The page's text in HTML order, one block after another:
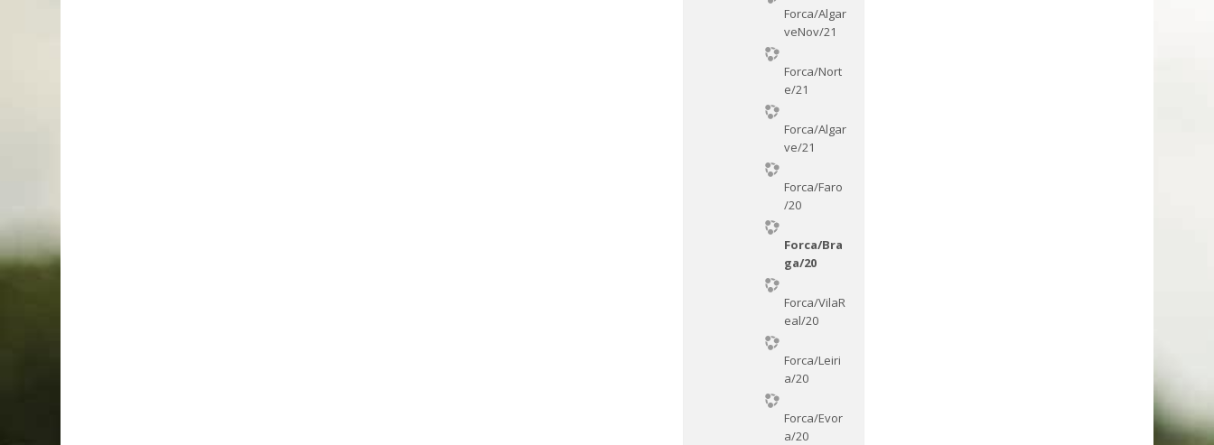
Forca/Algar
veNov/21
Forca/Nort
e/21
Forca/Algar
ve/21
Forca/Faro
/20
Forca/Bra
ga/20
Forca/VilaR
eal/20
Forca/Leiri
a/20
Forca/Evor
a/20